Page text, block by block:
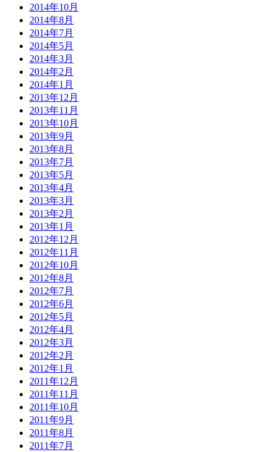
2014年10月
2014年8月
2014年7月
2014年5月
2014年3月
2014年2月
2014年1月
2013年12月
2013年11月
2013年10月
2013年9月
2013年8月
2013年7月
2013年5月
2013年4月
2013年3月
2013年2月
2013年1月
2012年12月
2012年11月
2012年10月
2012年8月
2012年7月
2012年6月
2012年5月
2012年4月
2012年3月
2012年2月
2012年1月
2011年12月
2011年11月
2011年10月
2011年9月
2011年8月
2011年7月